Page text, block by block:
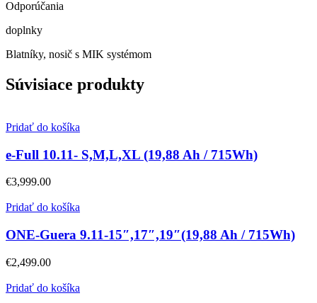
Odporúčania
doplnky
Blatníky, nosič s MIK systémom
Súvisiace produkty
Pridať do košíka
e-Full 10.11- S,M,L,XL (19,88 Ah / 715Wh)
€3,999.00
Pridať do košíka
ONE-Guera 9.11-15″,17″,19″(19,88 Ah / 715Wh)
€2,499.00
Pridať do košíka